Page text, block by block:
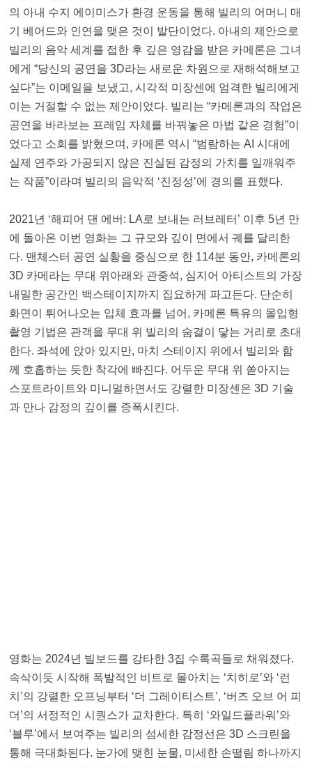
의 아내 수지 에이미스가 환경 운동을 통해 빌리의 어머니 매
기 베어드와 인연을 맺은 것이 발단이었다. 아내의 제안으로
빌리의 음악 세계를 접한 후 깊은 영감을 받은 카메론은 그녀
에게 “당신의 공연을 3D라는 새로운 차원으로 재해석해보고
싶다”는 이메일을 보냈고, 시각적 미장센에 엄격한 빌리에게
이는 거절할 수 없는 제안이었다. 빌리는 “카메론과의 작업은
공연을 바라보는 프레임 자체를 바꿔놓은 마법 같은 경험”이
었다고 소회를 밝혔으며, 카메론 역시 “범람하는 AI 시대에
실제 연주와 가공되지 않은 진실된 감정의 가치를 일깨워주
는 작품”이라며 빌리의 음악적 ‘진정성’에 경의를 표했다.
2021년 ‘해피어 댄 에버: LA로 보내는 러브레터’ 이후 5년 만
에 돌아온 이번 영화는 그 규모와 깊이 면에서 궤를 달리한
다. 맨체스터 공연 실황을 중심으로 한 114분 동안, 카메론의
3D 카메라는 무대 위아래와 관중석, 심지어 아티스트의 가장
내밀한 공간인 백스테이지까지 집요하게 파고든다. 단순히
화면이 튀어나오는 입체 효과를 넘어, 카메론 특유의 몰입형
촬영 기법은 관객을 무대 위 빌리의 숨결이 닿는 거리로 초대
한다. 좌석에 앉아 있지만, 마치 스테이지 위에서 빌리와 함
께 호흡하는 듯한 착각에 빠진다. 어두운 무대 위 쏟아지는
스포트라이트와 미니멀하면서도 강렬한 미장센은 3D 기술
과 만나 감정의 깊이를 증폭시킨다.
영화는 2024년 빌보드를 강타한 3집 수록곡들로 채워졌다.
속삭이듯 시작해 폭발적인 비트로 몰아치는 ‘치히로’와 ‘런
치’의 강렬한 오프닝부터 ‘더 그레이티스트’, ‘버즈 오브 어 피
더’의 서정적인 시퀀스가 교차한다. 특히 ‘와일드플라워’와
‘블루’에서 보여주는 빌리의 섬세한 감정선은 3D 스크린을
통해 극대화된다. 눈가에 맺힌 눈물, 미세한 손떨림 하나까지